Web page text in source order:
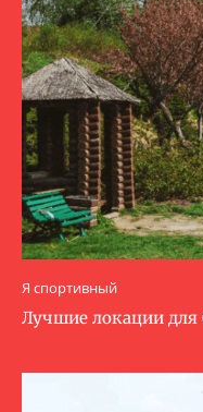
Я спортивный
Лучшие локации для